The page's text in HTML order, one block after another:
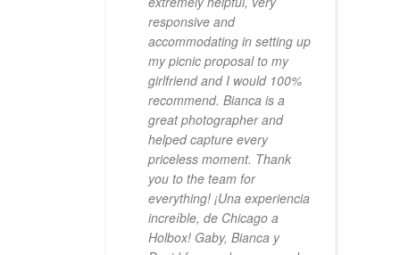
responsive and
accommodating in setting up
my picnic proposal to my
girlfriend and I would 100%
recommend. Bianca is a
great photographer and
helped capture every
priceless moment. Thank
you to the team for
everything! ¡Una experiencia
increíble, de Chicago a
Holbox! Gaby, Bianca y